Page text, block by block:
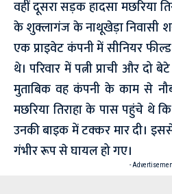
वहीं दूसरा सड़क हादसा मछरिया
के शुक्लागंज के नाथूखेड़ा निवासी
एक प्राइवेट कंपनी में सीनियर
थे। परिवार में पत्नी प्राची और दो
मुताबिक वह कंपनी के काम से
मछरिया तिराहा के पास पहुंचे थे
उनकी बाइक में टक्कर मार दी।
गंभीर रूप से घायल हो गए।
-